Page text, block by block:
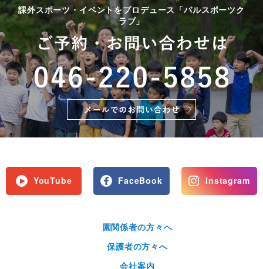
課外スポーツ・イベントをプロデュース「パルスポーツク
ラブ」
YouTube FaceBook Instagram
園関係者の方々へ
保護者の方々へ
会社案内